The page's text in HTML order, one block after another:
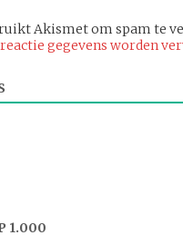
Akismet om spam te
gegevens worden
1.000